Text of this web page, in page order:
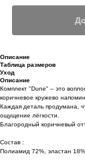
Описание
Таблица размеров
Уход
Описание
Комплект "Dune" – это
коричневое кружево
Каждая деталь продумана,
ощущение лёгкости.
Благородный коричневый
Состав :
Полиамид 72%, эластан